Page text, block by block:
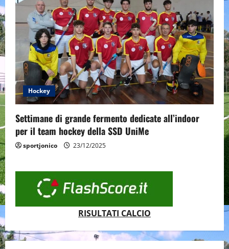
Hockey
Settimane di grande fermento dedicate all’indoor
per il team hockey della SSD UniMe
sportjonico 23/12/2025
RISULTATI CALCIO